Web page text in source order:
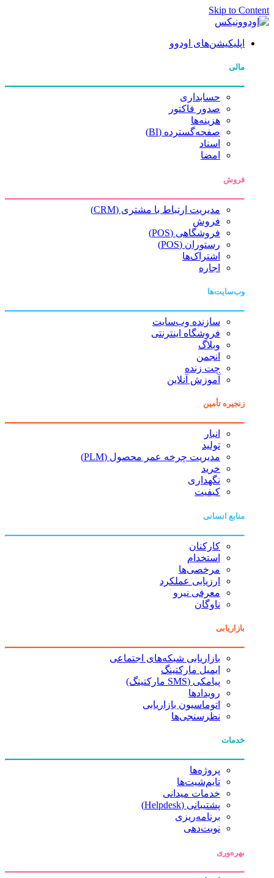
Skip to Content
اپلیکیشن‌های اودوو
مالی
حسابداری
صدور فاکتور
هزینه‌ها
صفحه‌گسترده (BI)
اسناد
امضا
فروش
مدیریت ارتباط با مشتری (CRM)
فروش
فروشگاهی (POS)
رستوران (POS)
اشتراک‌ها
اجاره
وب‌سایت‌ها
سازنده وب‌سایت
فروشگاه اینترنتی
وبلاگ
انجمن
چت زنده
آموزش آنلاین
زنجیره تأمین
انبار
تولید
مدیریت چرخه عمر محصول (PLM)
خرید
نگهداری
کیفیت
منابع انسانی
کارکنان
استخدام
مرخصی‌ها
ارزیابی عملکرد
معرفی نیرو
ناوگان
بازاریابی
بازاریابی شبکه‌های اجتماعی
ایمیل مارکتینگ
پیامکی (SMS مارکتینگ)
رویدادها
اتوماسیون بازاریابی
نظرسنجی‌ها
خدمات
پروژه‌ها
تایم‌شیت‌ها
خدمات میدانی
پشتیبانی (Helpdesk)
برنامه‌ریزی
نوبت‌دهی
بهره‌وری